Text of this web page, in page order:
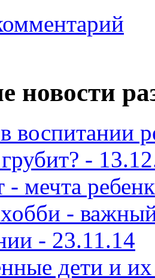
новости
воспитании
-
мечта
-
- 23.11.14
дети и